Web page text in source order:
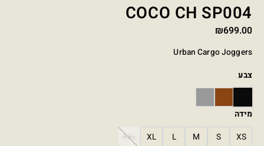
COCO CH SP004
₪699.00
צבע
מידה
XS
S
M
L
XL
XXL
Urban Cargo Joggers